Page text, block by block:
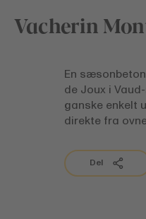
Vacherin
En
de Joux i
ganske enkelt
direkte fra
Del